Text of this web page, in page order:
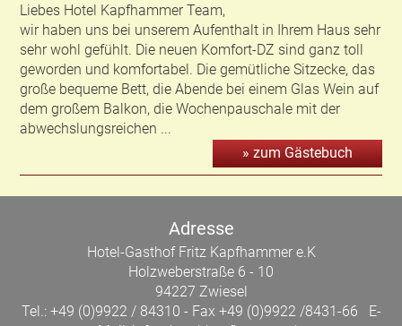
Liebes Hotel Kapfhammer Team,
wir haben uns bei unserem Aufenthalt in Ihrem Haus sehr
sehr wohl gefühlt. Die neuen Komfort-DZ sind ganz toll
geworden und komfortabel. Die gemütliche Sitzecke, das
große bequeme Bett, die Abende bei einem Glas Wein auf
dem großem Balkon, die Wochenpauschale mit der
abwechslungsreichen ...
» zum Gästebuch
Adresse
Hotel-Gasthof Fritz Kapfhammer e.K
Holzweberstraße 6 - 10
94227 Zwiesel
Tel.: +49 (0)9922 / 84310 - Fax +49 (0)9922 /8431-66 E-